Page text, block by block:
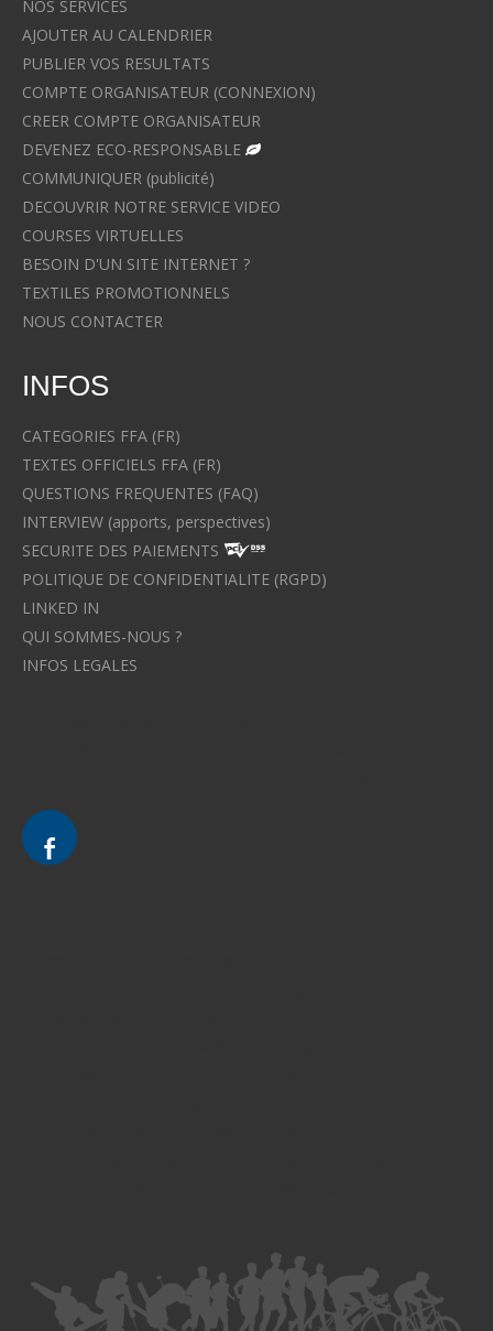
NOS SERVICES
AJOUTER AU CALENDRIER
PUBLIER VOS RESULTATS
COMPTE ORGANISATEUR (CONNEXION)
CREER COMPTE ORGANISATEUR
DEVENEZ ECO-RESPONSABLE
COMMUNIQUER (publicité)
DECOUVRIR NOTRE SERVICE VIDEO
COURSES VIRTUELLES
BESOIN D'UN SITE INTERNET ?
TEXTILES PROMOTIONNELS
NOUS CONTACTER
INFOS
CATEGORIES FFA (FR)
TEXTES OFFICIELS FFA (FR)
QUESTIONS FREQUENTES (FAQ)
INTERVIEW (apports, perspectives)
SECURITE DES PAIEMENTS
POLITIQUE DE CONFIDENTIALITE (RGPD)
LINKED IN
QUI SOMMES-NOUS ?
INFOS LEGALES